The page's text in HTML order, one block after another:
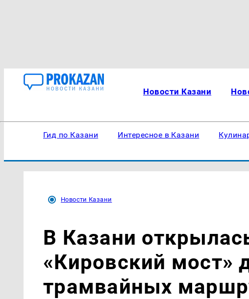
Новости Казани
Гид по Казани Интересное в Казани
Новости Казани
В Казани
«Кировский мост»
трамвайных